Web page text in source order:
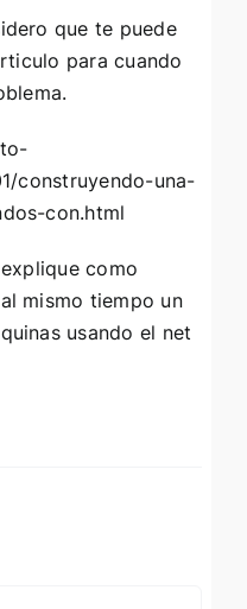
que te puede
para cuando
construyendo-una-
con.html
como
mismo tiempo un
usando el net